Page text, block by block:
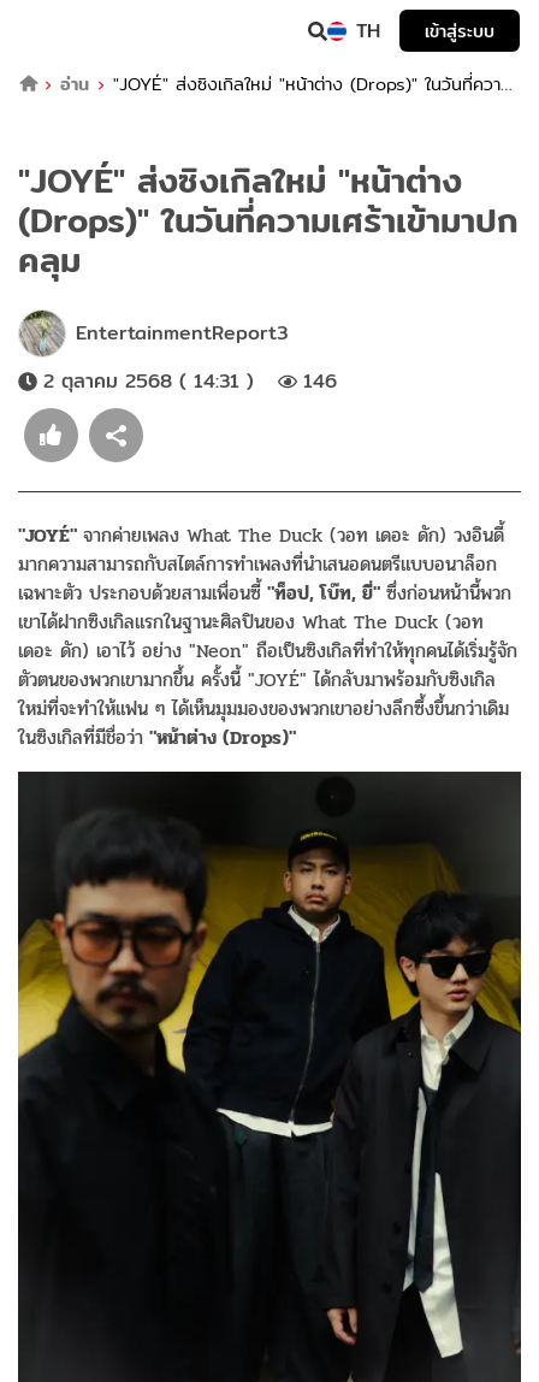
TH
เข้าสู่ระบบ
อ่าน
"JOYÉ" ส่งซิงเกิลใหม่ "หน้าต่าง (Drops)" ในวันที่ความ
"JOYÉ" ส่งซิงเกิลใหม่ "หน้าต่าง
(Drops)" ในวันที่ความเศร้าเข้ามาปก
คลุม
EntertainmentReport3
2 ตุลาคม 2568 ( 14:31 )
146
"JOYÉ" จากค่ายเพลง What The Duck (วอท เดอะ ดัก) วงอินดี้
มากความสามารถกับสไตล์การทำเพลงที่นำเสนอดนตรีแบบอนาล็อก
เฉพาะตัว ประกอบด้วยสามเพื่อนซี้ "ท็อป, โบ๊ท, ยี่" ซึ่งก่อนหน้านี้พวก
เขาได้ฝากซิงเกิลแรกในฐานะศิลปินของ What The Duck (วอท
เดอะ ดัก) เอาไว้ อย่าง "Neon" ถือเป็นซิงเกิลที่ทำให้ทุกคนได้เริ่มรู้จัก
ตัวตนของพวกเขามากขึ้น ครั้งนี้ "JOYÉ" ได้กลับมาพร้อมกับซิงเกิล
ใหม่ที่จะทำให้แฟน ๆ ได้เห็นมุมมองของพวกเขาอย่างลึกซึ้งขึ้นกว่าเดิม
ในซิงเกิลที่มีชื่อว่า "หน้าต่าง (Drops)"